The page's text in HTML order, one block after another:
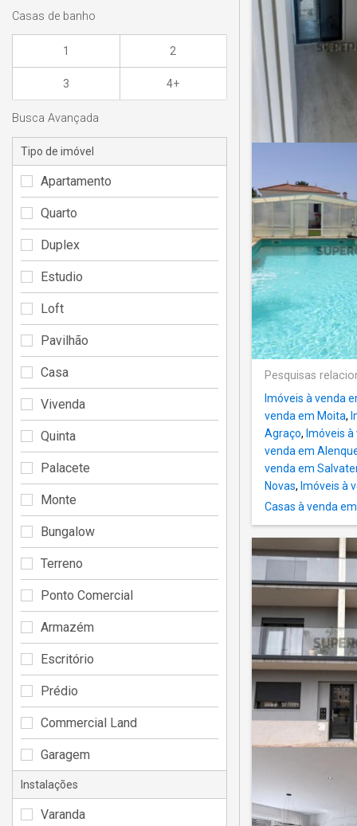
Pesquisas
Imóveis à venda
venda em Moita,
Agraço, Imóveis
venda em
venda em
Novas, Imóveis à
Casas à venda
Casas de banho
1 2
3 4+
Busca Avançada
Tipo de imóvel
Apartamento
Quarto
Duplex
Estudio
Loft
Pavilhão
Casa
Vivenda
Quinta
Palacete
Monte
Bungalow
Terreno
Ponto Comercial
Armazém
Escritório
Prédio
Commercial Land
Garagem
Instalações
Varanda